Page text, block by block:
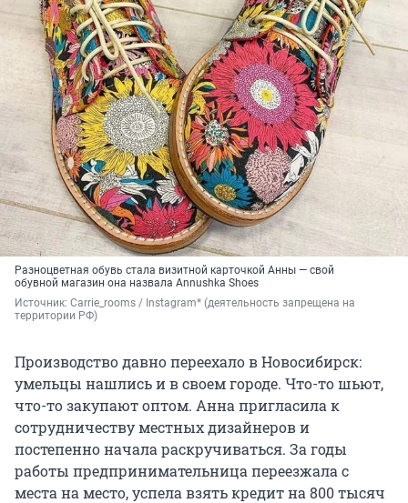
Разноцветная обувь стала визитной карточкой Анны — свой
обувной магазин она назвала Annushka Shoes
Источник: Carrie_rooms / Instagram* (деятельность запрещена на
территории РФ)
Производство давно переехало в Новосибирск:
умельцы нашлись и в своем городе. Что-то шьют,
что-то закупают оптом. Анна пригласила к
сотрудничеству местных дизайнеров и
постепенно начала раскручиваться. За годы
работы предпринимательница переезжала с
места на место, успела взять кредит на 800 тысяч